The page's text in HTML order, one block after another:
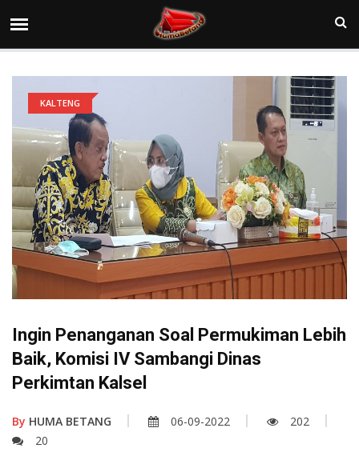
KALTENG
Ingin Penanganan Soal Permukiman Lebih
Baik, Komisi IV Sambangi Dinas
Perkimtan Kalsel
By HUMA BETANG 06-09-2022
202
20